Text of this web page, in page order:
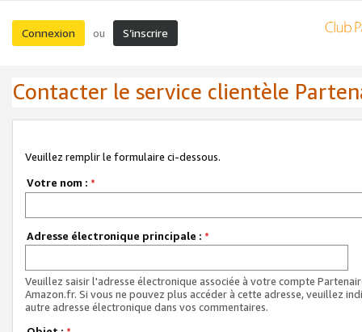
Connexion ou S’inscrire
Contacter le service clientèle
Veuillez remplir le formulaire ci-dessous.
Votre nom : *
Adresse électronique principale : *
Veuillez saisir l'adresse électronique associée à votre compte
Amazon.fr. Si vous ne pouvez plus accéder à cette adresse, veuillez
autre adresse électronique dans vos commentaires.